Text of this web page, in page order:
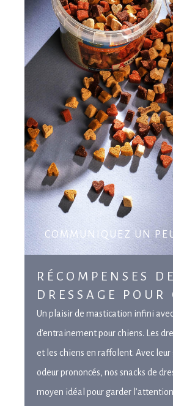
COMMUNIQUEZ UN
RÉCOMPENSES DE
DRESSAGE POUR
Un plaisir de mastication infini
d’entrainement pour chiens. Les
et les chiens en raffolent. Avec
odeur prononcés, nos snacks de
moyen idéal pour garder